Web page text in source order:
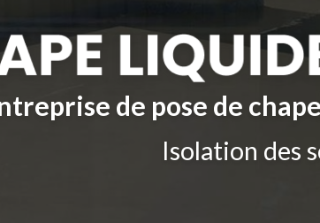
de pose de
Isolation des